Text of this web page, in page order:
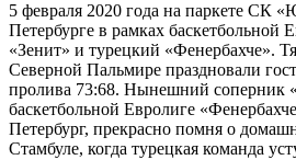
5 февраля 2020 года на паркете СК
Петербурге в рамках баскетбольной
«Зенит» и турецкий «Фенербахче».
Северной Пальмире праздновали
пролива 73:68. Нынешний соперник
баскетбольной Евролиге
Петербург, прекрасно помня о
Стамбуле, когда турецкая команда